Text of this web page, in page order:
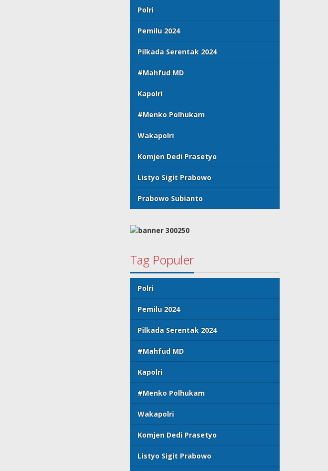
Polri
Pemilu 2024
Pilkada Serentak 2024
#Mahfud MD
Kapolri
#Menko Polhukam
Wakapolri
Komjen Dedi Prasetyo
Listyo Sigit Prabowo
Prabowo Subianto
Tag Populer
Polri
Pemilu 2024
Pilkada Serentak 2024
#Mahfud MD
Kapolri
#Menko Polhukam
Wakapolri
Komjen Dedi Prasetyo
Listyo Sigit Prabowo